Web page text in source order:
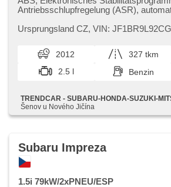
Antriebsschlupfregelung (ASR),
Klimaanlage, Klimaautomatik,
'EURO V', Bordcomputer,
einstellbar,
Seitenscheiben, dojezdové rezervní
El. Spiegel, Wegfahrsperre, Alarmanlage,
Sitze, höheneinstellbare Sitze,
Positionssitze, Abnutzungssensor des
Zusatzscheinwerfer,
Heckscheibenwischer, Getönte
Längssitzvorschub, Ausziehbare
paket
Ursprungsland CZ,​ VIN:
2012 327 tkm
2.5 l
Benzin
TRENDCAR - SUBARU-HONDA-SUZUKI-
Šenov u Nového Jičína
Subaru Impreza
1.5i 79kW/2xPNEU/ESP